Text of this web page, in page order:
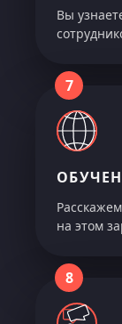
Вы
7
на этом
8